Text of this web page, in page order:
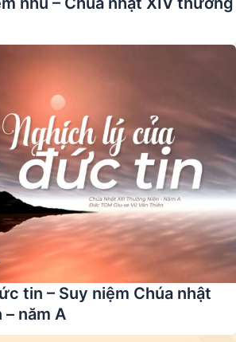
tin – Suy niệm Chúa nhật
năm A